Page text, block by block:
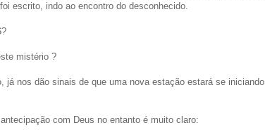
escrito, indo ao encontro do desconhecido.
mistério ?
já nos dão sinais de que uma nova estação estará se iniciando
com Deus no entanto é muito claro: